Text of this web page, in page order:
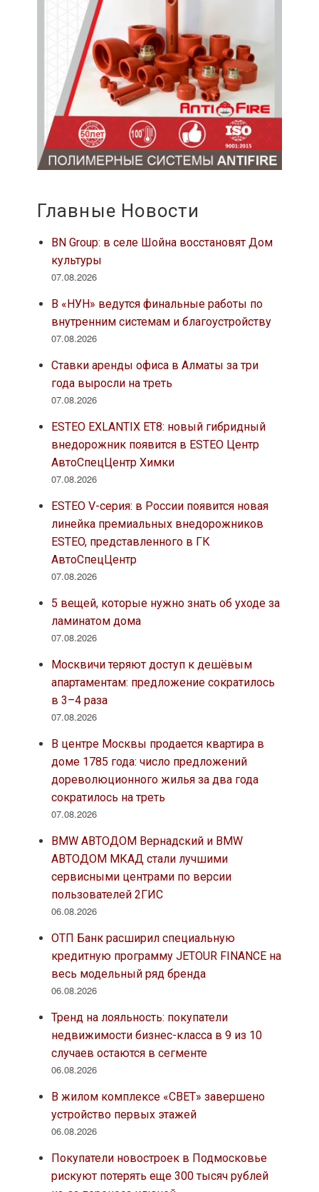
Главные Новости
BN Group: в селе Шойна восстановят Дом
культуры
07.08.2026
В «НУН» ведутся финальные работы по
внутренним системам и благоустройству
07.08.2026
Ставки аренды офиса в Алматы за три
года выросли на треть
07.08.2026
ESTEO EXLANTIX ET8: новый гибридный
внедорожник появится в ESTEO Центр
АвтоСпецЦентр Химки
07.08.2026
ESTEO V-серия: в России появится новая
линейка премиальных внедорожников
ESTEO, представленного в ГК
АвтоСпецЦентр
07.08.2026
5 вещей, которые нужно знать об уходе за
ламинатом дома
07.08.2026
Москвичи теряют доступ к дешёвым
апартаментам: предложение сократилось
в 3–4 раза
07.08.2026
В центре Москвы продается квартира в
доме 1785 года: число предложений
дореволюционного жилья за два года
сократилось на треть
07.08.2026
BMW АВТОДОМ Вернадский и BMW
АВТОДОМ МКАД стали лучшими
сервисными центрами по версии
пользователей 2ГИС
06.08.2026
ОТП Банк расширил специальную
кредитную программу JETOUR FINANCE на
весь модельный ряд бренда
06.08.2026
Тренд на лояльность: покупатели
недвижимости бизнес-класса в 9 из 10
случаев остаются в сегменте
06.08.2026
В жилом комплексе «СВЕТ» завершено
устройство первых этажей
06.08.2026
Покупатели новостроек в Подмосковье
рискуют потерять еще 300 тысяч рублей